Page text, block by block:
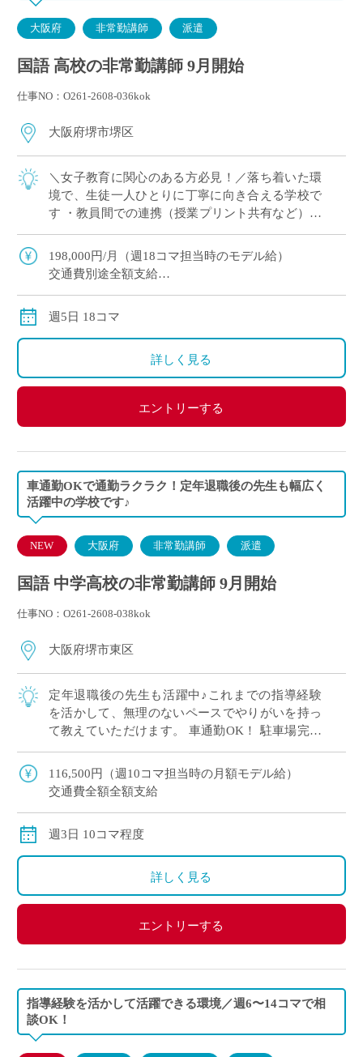
大阪府 非常勤講師 派遣
国語 高校の非常勤講師 9月開始
仕事NO：O261-2608-036kok
大阪府堺市堺区
＼女子教育に関心のある方必見！／落ち着いた環
境で、生徒一人ひとりに丁寧に向き合える学校で
す ・教員間での連携（授業プリント共有など）も
タイルでご勤務いただけます ・美容・ファ […]
198,000円/月（週18コマ担当時のモデル給）
交通費別途全額支給
週5日 18コマ
詳しく見る
エントリーする
車通勤OKで通勤ラクラク！定年退職後の先生も幅広く
活躍中の学校です♪
NEW 大阪府 非常勤講師 派遣
国語 中学高校の非常勤講師 9月開始
仕事NO：O261-2608-038kok
大阪府堺市東区
定年退職後の先生も活躍中♪これまでの指導経験
を活かして、無理のないペースでやりがいを持っ
て教えていただけます。 車通勤OK！ 駐車場完備
コース制！ 立命館コースやグローバル特 […]
116,500円（週10コマ担当時の月額モデル給）
交通費全額全額支給
週3日 10コマ程度
詳しく見る
エントリーする
指導経験を活かして活躍できる環境／週6〜14コマで相
談OK！